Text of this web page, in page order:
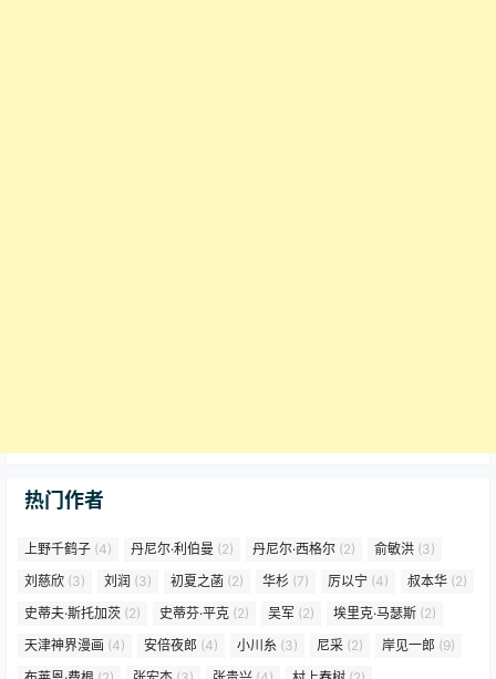
热门作者
上野千鹤子 (4) 丹尼尔·利伯曼 (2) 丹尼尔·西格尔 (2) 俞敏洪 (3)
刘慈欣 (3) 刘润 (3) 初夏之菡 (2) 华杉 (7) 厉以宁 (4) 叔本华 (2)
史蒂夫·斯托加茨 (2) 史蒂芬·平克 (2) 吴军 (2) 埃里克·马瑟斯 (2)
天津神界漫画 (4) 安倍夜郎 (4) 小川糸 (3) 尼采 (2) 岸见一郎 (9)